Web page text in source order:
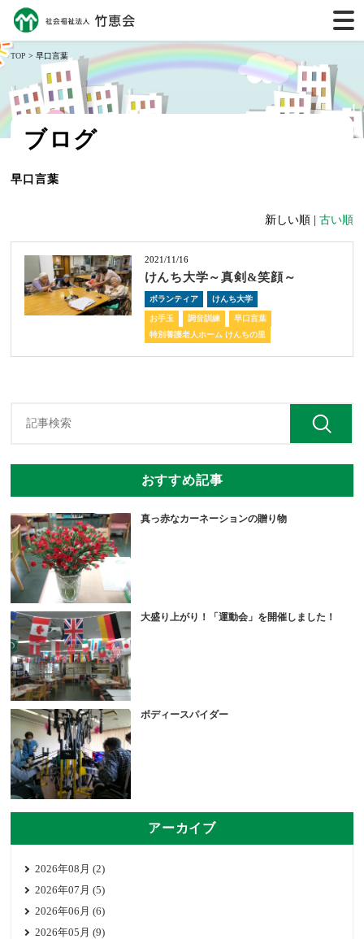
TOP > 早口言葉
ブログ
早口言葉
新しい順 | 古い順
2021/11/16
けんち大学～真剣&笑顔～
ボランティア けんち大学
お手玉 調音訓練
早口言葉
特別養護老人ホーム けんちの里
おすすめ記事
真っ赤なカーネーションの贈り物
大盛り上がり！「運動会」を開催しました！
ボディースパイダー
アーカイブ
2026年08月 (2)
2026年07月 (5)
2026年06月 (6)
2026年05月 (9)